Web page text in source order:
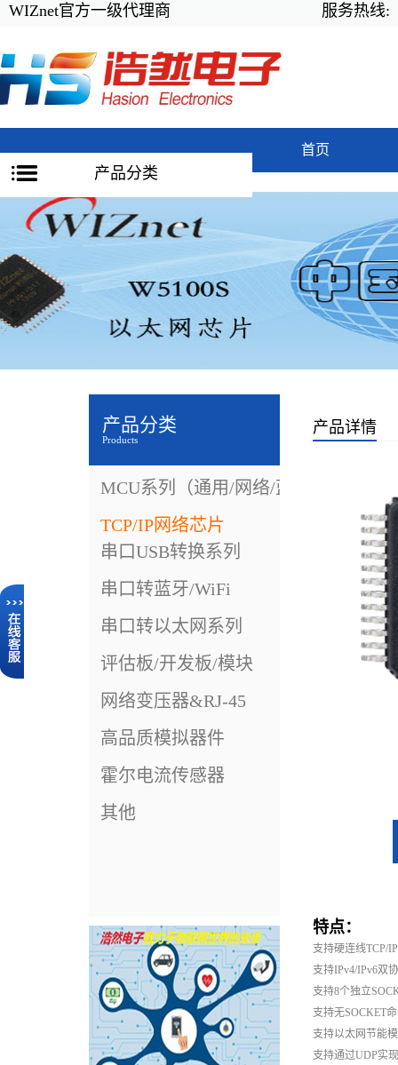
WIZnet官方一级代理商 服务热线:
产品分类
首页
产品分类
Products
MCU系列（通用/网络/蓝牙）
TCP/IP网络芯片
串口USB转换系列
串口转蓝牙/WiFi
串口转以太网系列
评估板/开发板/模块
网络变压器&RJ-45
高品质模拟器件
霍尔电流传感器
其他
产品详情
特点：
支持硬连线TCP/
支持IPv4/IPv6双
支持8个独立
支持无SOCKET
支持以太网节能
支持通过UDP实